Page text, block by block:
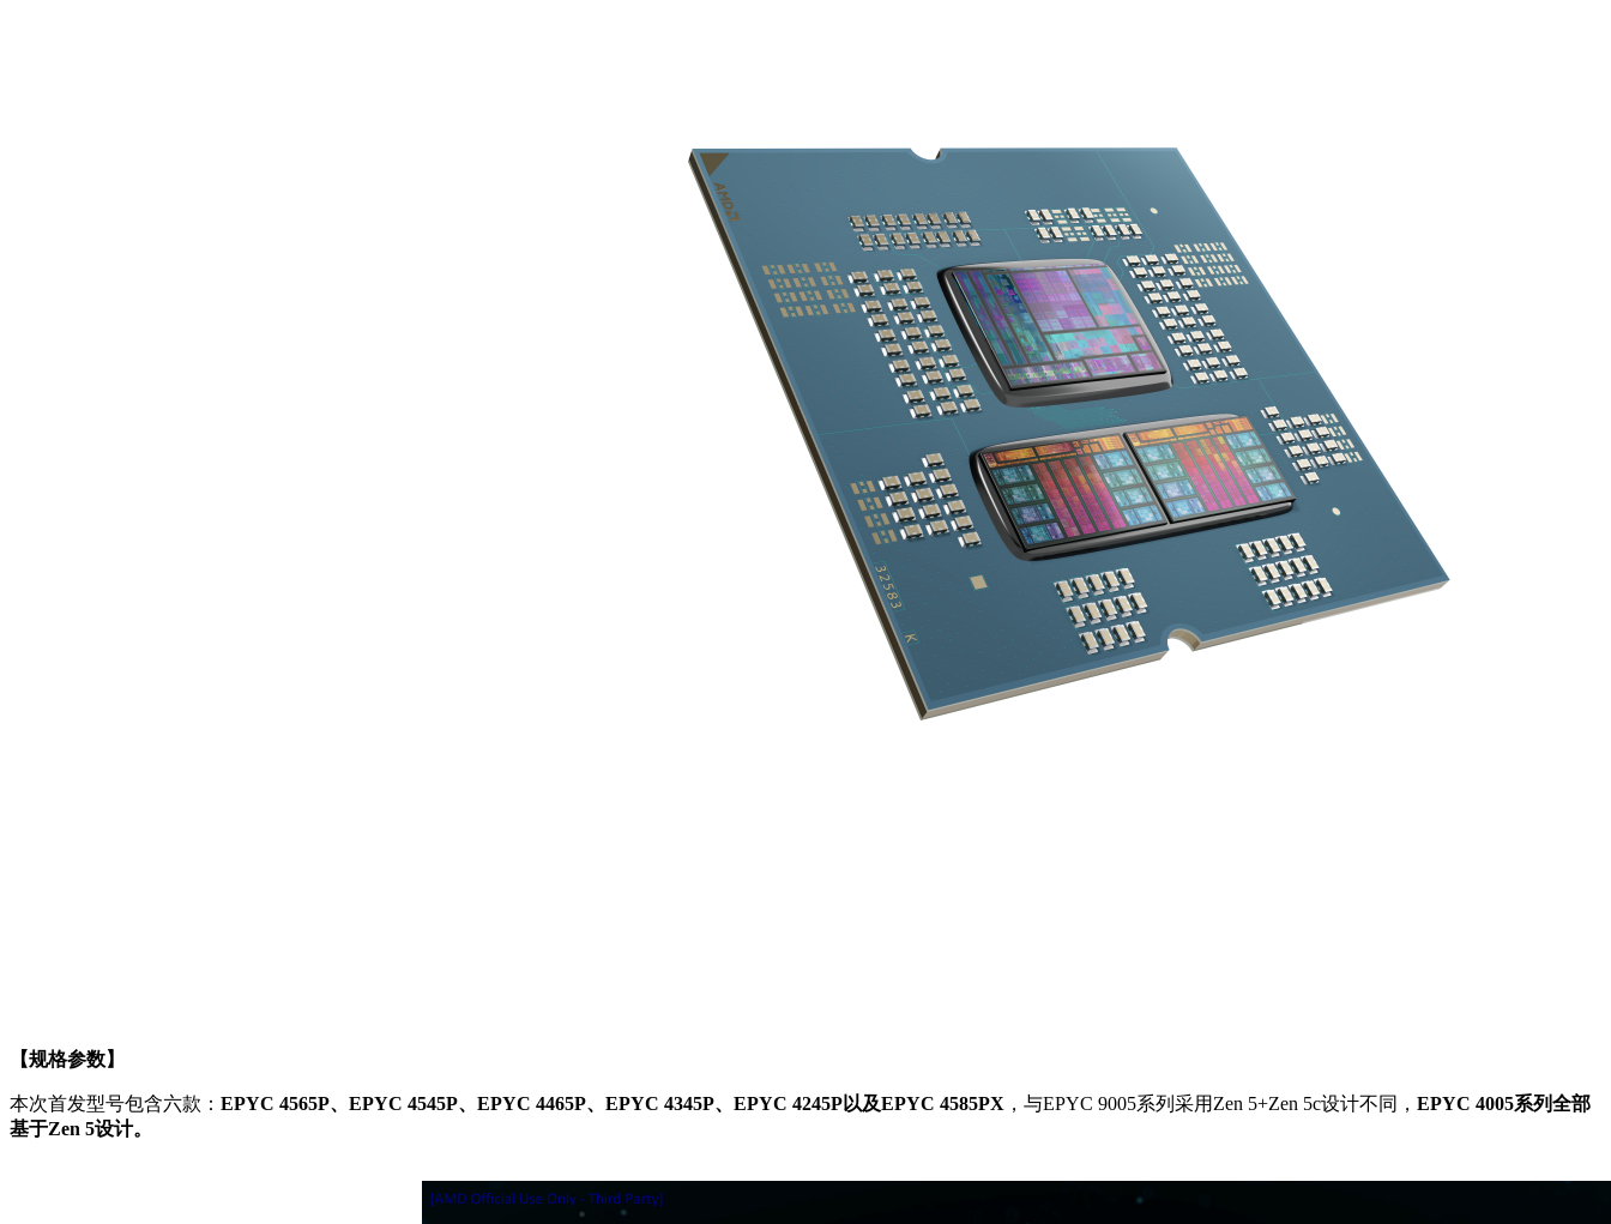
【规格参数】
本次首发型号包含六款： EPYC 4565P、EPYC 4545P、EPYC 4465P、EPYC 4345P、EPYC 4245P以及EPYC 4585PX ，与EPYC 9005系列采用Zen 5+Zen 5c设计不同， EPYC 4005系列全部
基于Zen 5设计。